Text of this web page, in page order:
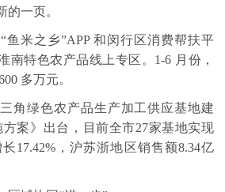
的一页。
鱼米之乡”APP 和闵行区消费帮扶平
南特色农产品线上专区。 1-6 月份，
多万元。
三角绿色农产品生产加工供应基地建
方案》出台，目前全市27家基地实现
17.42%，沪苏浙地区销售额8.34亿